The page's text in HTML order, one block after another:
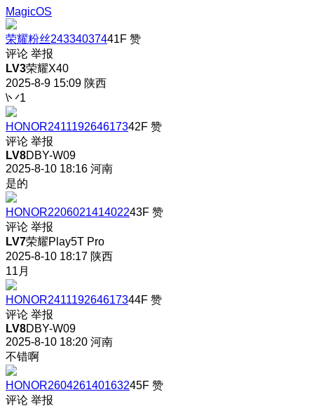
MagicOS
荣耀粉丝24334037441F 赞
评论 举报
LV3荣耀X40
2025-8-9 15:09 陕西
\丷1
HONOR241119264617342F 赞
评论 举报
LV8DBY-W09
2025-8-10 18:16 河南
是的
HONOR220602141402243F 赞
评论 举报
LV7荣耀Play5T Pro
2025-8-10 18:17 陕西
11月
HONOR241119264617344F 赞
评论 举报
LV8DBY-W09
2025-8-10 18:20 河南
不错啊
HONOR260426140163245F 赞
评论 举报